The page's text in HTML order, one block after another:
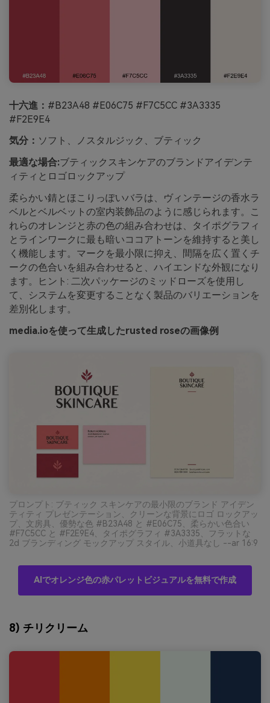
十六進： #B23A48 #E06C75 #F7C5CC #3A3335
#F2E9E4
気分： ソフト、ノスタルジック、ブティック
最適な場合:ブティックスキンケアのブランドアイデンテ
ィティとロゴロックアップ
柔らかい錆とほこりっぽいバラは、ヴィンテージの香水ラ
ベルとベルベットの室内装飾品のように感じられます。こ
れらのオレンジと赤の色の組み合わせは、タイポグラフィ
とラインワークに最も暗いココアトーンを維持すると美し
く機能します。マークを最小限に抑え、間隔を広く置くチ
ークの色合いを組み合わせると、ハイエンドな外観になり
ます。ヒント: 二次パッケージのミッドローズを使用し
て、システムを変更することなく製品のバリエーションを
差別化します。
media.ioを使って生成したrusted roseの画像例
プロンプト: ブティック スキンケアの最小限のブランド アイデン
ティティ プレゼンテーション、クリーンな背景にロゴ ロックアッ
プ、文房具、優勢な色 #B23A48 と #E06C75、柔らかい色合い
#F7C5CC と #F2E9E4、タイポグラフィ #3A3335、フラットな
2d ブランディング モックアップ スタイル、小道具なし --ar 16:9
AIでオレンジ色の赤パレットビジュアルを無料で作成
8) チリクリーム